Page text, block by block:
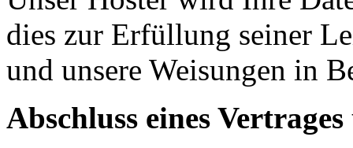
dies zur Erfüllung seiner
und unsere Weisungen in
Abschluss eines